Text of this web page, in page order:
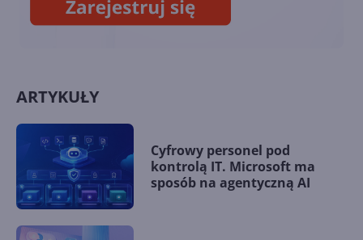
ARTYKUŁY
Cyfrowy personel pod
kontrolą IT. Microsoft ma
sposób na agentyczną AI